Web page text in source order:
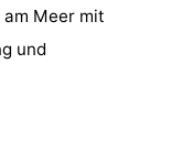
Meer mit
und